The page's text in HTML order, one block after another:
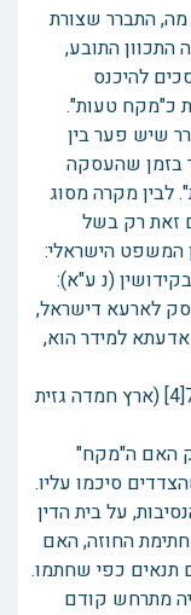
מה, התברר שצורת
התובע,
להיכנס
כ"מקח טעות".
שיש פער בין
בזמן שהעסקה
לבין מקרה מסוג
זאת רק בשל
המשפט הישראלי:
(נ ע"א):
לארעא דישראל,
למידר הוא,
וראו בהרחבה בעניין זה בפסק הדין 73045[4] (ארץ חמדה גזית
האם ה"מקח"
סיכמו עליו.
על בית הדין
החוזה, האם
תנאים כפי שחתמו.
מתרחש קודם